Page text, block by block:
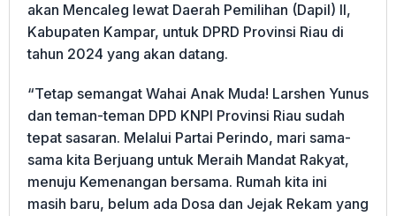
akan Mencaleg lewat Daerah Pemilihan (Dapil) II,
Kabupaten Kampar, untuk DPRD Provinsi Riau di
tahun 2024 yang akan datang.
“Tetap semangat Wahai Anak Muda! Larshen Yunus
dan teman-teman DPD KNPI Provinsi Riau sudah
tepat sasaran. Melalui Partai Perindo, mari sama-
sama kita Berjuang untuk Meraih Mandat Rakyat,
menuju Kemenangan bersama. Rumah kita ini
masih baru, belum ada Dosa dan Jejak Rekam yang